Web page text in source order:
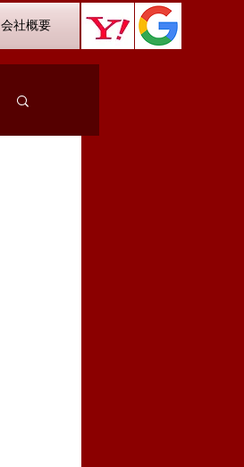
会社概要